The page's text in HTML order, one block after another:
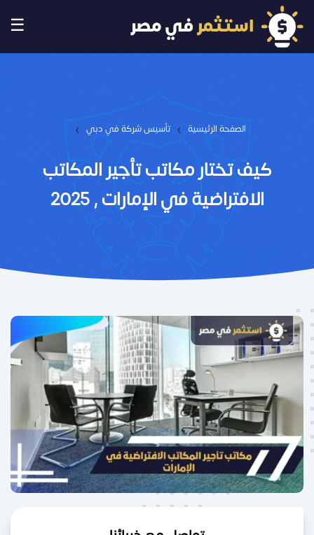
☰
الصفحة الرئيسية › تأسيس شركة في دبي ›
كيف تختار مكاتب تأجير المكاتب
الافتراضية في الإمارات , 2025